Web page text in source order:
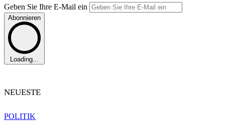
Geben Sie Ihre E-Mail ein
Abonnieren
Loading...
NEUESTE
POLITIK